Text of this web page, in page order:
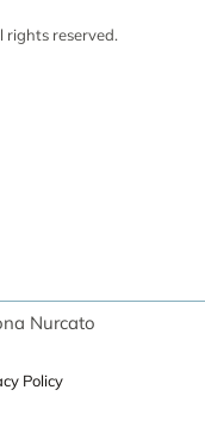
rights reserved.
Nurcato
Policy